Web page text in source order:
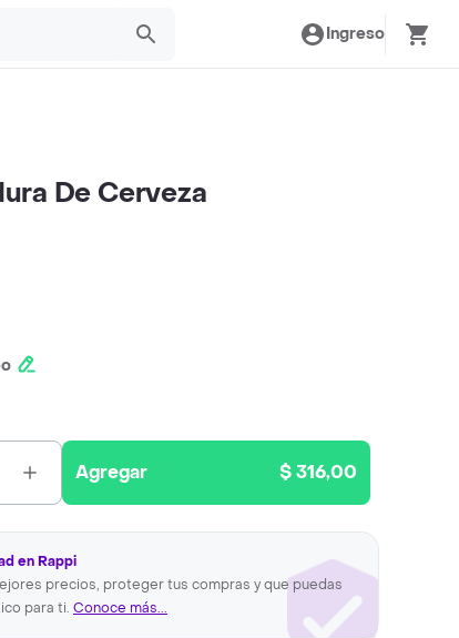
Ingreso
De Cerveza
Agregar $ 316,00
en Rappi
precios, proteger tus compras y que puedas
para ti. Conoce más...